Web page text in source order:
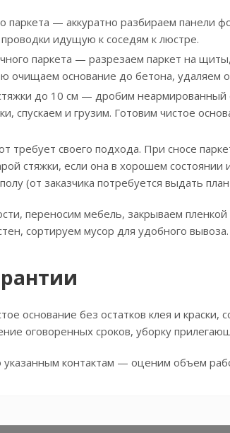
паркета — аккуратно разбираем панели
идущую к соседям к люстре.
паркета — разрезаем паркет на
очищаем основание до бетона, удаляем
до 10 см — дробим неармированный
спускаем и грузим. Готовим чистое
требует своего подхода. При сносе
стяжки, если она в хорошем
(от заказчика потребуется выдать
переносим мебель, закрываем
сортируем мусор для удобного вывоза.
основание без остатков клея и
оговоренных сроков, уборку
контактам — оценим объем